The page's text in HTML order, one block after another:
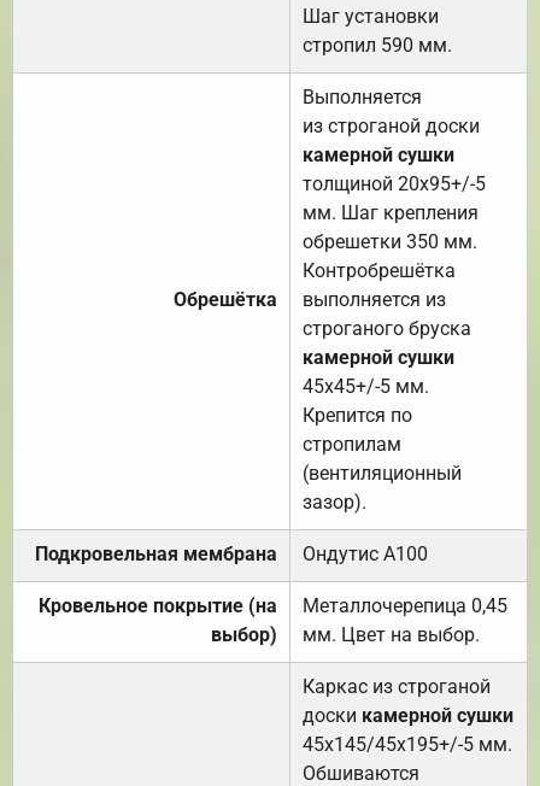
Шаг установки
стропил 590 мм.
Обрешётка
Выполняется
из строганой доски
камерной сушки
толщиной 20х95+/-5
мм. Шаг крепления
обрешетки 350 мм.
Контробрешётка
выполняется из
строганого бруска
камерной сушки
45х45+/-5 мм.
Крепится по
стропилам
(вентиляционный
зазор).
Подкровельная мембрана Ондутис А100
Кровельное покрытие (на
выбор)
Металлочерепица 0,45
мм. Цвет на выбор.
Каркас из строганой
доски камерной сушки
45х145/45х195+/-5 мм.
Обшиваются